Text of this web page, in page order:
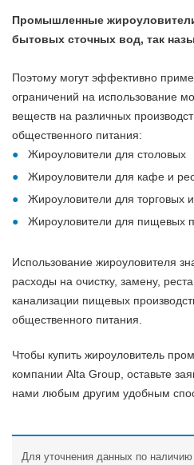
Промышленные
бытовых сточных вод, так
Поэтому могут эффективно
ограничений на использование
веществ на различных
общественного питания:
Жироуловители для столовых
Жироуловители для кафе и
Жироуловители для торговых
Жироуловители для пищевых
Использование жироуловителя
расходы на очистку, замену,
канализации пищевых
общественного питания.
Чтобы купить жироуловитель
компании Alta Group, оставьте
нами любым другим удобным
Для уточнения данных по наличию